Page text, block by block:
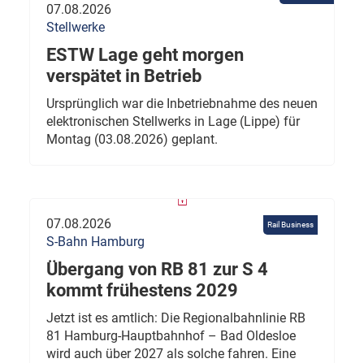
07.08.2026
Stellwerke
ESTW Lage geht morgen
verspätet in Betrieb
Ursprünglich war die Inbetriebnahme des neuen
elektronischen Stellwerks in Lage (Lippe) für
Montag (03.08.2026) geplant.
Rail Business
07.08.2026
S-Bahn Hamburg
Übergang von RB 81 zur S 4
kommt frühestens 2029
Jetzt ist es amtlich: Die Regionalbahnlinie RB
81 Hamburg-Hauptbahnhof – Bad Oldesloe
wird auch über 2027 als solche fahren. Eine